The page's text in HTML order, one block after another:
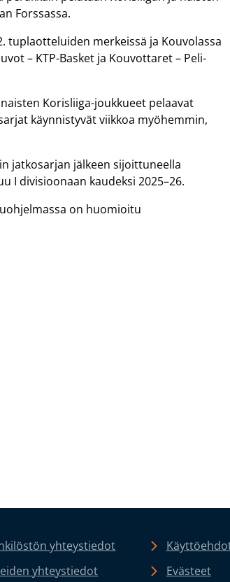
Forssassa.
tuplaotteluiden merkeissä ja Kouvolassa
– KTP-Basket ja Kouvottaret – Peli-
Korisliiga-joukkueet pelaavat
käynnistyvät viikkoa myöhemmin,
jatkosarjan jälkeen sijoittuneella
I divisioonaan kaudeksi 2025–26.
on huomioitu
yhteystiedot
yhteystiedot
Evästeet